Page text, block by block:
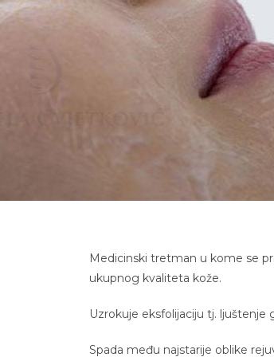
Medicinski tretman u kome se
ukupnog kvaliteta kože.
Uzrokuje eksfolijaciju tj. ljuštenje
Spada među najstarije oblike